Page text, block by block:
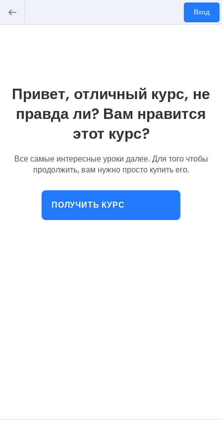
Вход
Привет, отличный курс, не
правда ли? Вам нравится
этот курс?
Все самые интересные уроки далее. Для того чтобы
продолжить, вам нужно просто купить его.
ПОЛУЧИТЬ КУРС